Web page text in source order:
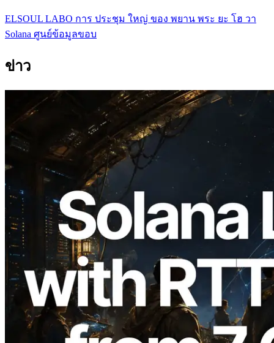
ELSOUL LABO การ ประชุม ใหญ่ ของ พยาน พระ ยะ โฮ วา
Solana ศูนย์ข้อมูลขอบ
ข่าว
2026.08.05
ERPC ขยาย Solana Leader Slot API ด้วย
การวัด Ping จาก 7 Region ทั่วโลก พร้อม
เปิดตัว Validators Information API